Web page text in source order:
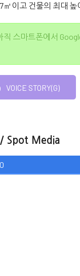
㎡이고 건물의 최대
직 스마트폰에서
VOICE STORY(G)
Spot Media